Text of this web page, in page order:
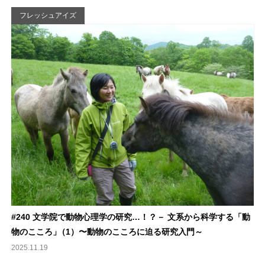
フレッシュアイズ
#240 文学院で動物心理学の研究…！？－ 文系から科学する「動
物のこころ 」 （1）〜動物のこころに迫る研究入門～
2025.11.19